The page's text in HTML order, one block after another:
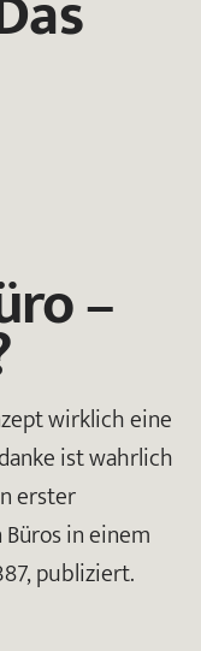
–
wirklich eine
ist wahrlich
erster
in einem
publiziert.